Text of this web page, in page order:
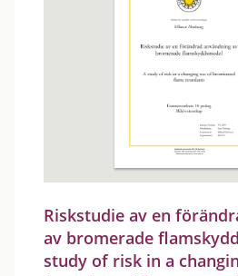
Riskstudie av en
av bromerade
study of risk in a